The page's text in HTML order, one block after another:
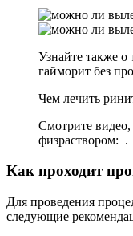
Узнайте также
гайморит без
Чем лечить
Смотрите
физраствором: .
Как проходит
Для проведения
следующие